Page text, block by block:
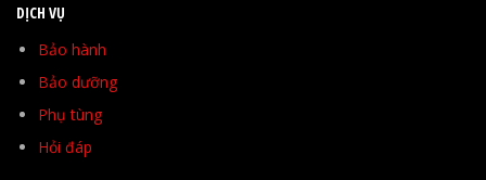
DỊCH VỤ
Bảo hành
Bảo dưỡng
Phụ tùng
Hỏi đáp